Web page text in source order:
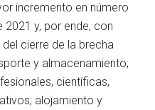
incremento en número
y, por ende, con
cierre de la brecha
y almacenamiento;
científicas,
alojamiento y